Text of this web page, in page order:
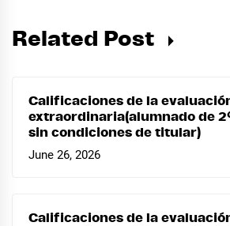
Related Post
Calificaciones de la
extraordinaria(alumnado de
sin condiciones de titular)
June 26, 2026
Calificaciones de la